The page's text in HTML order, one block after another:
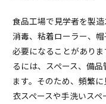
食品工場で見学者を製
消毒、粘着ローラー、
必要になることがあり
るには、スペース、備
ます。そのため、頻繁
衣スペースや手洗いス